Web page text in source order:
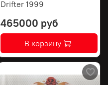
Drifter 1999
465000 руб
В корзину